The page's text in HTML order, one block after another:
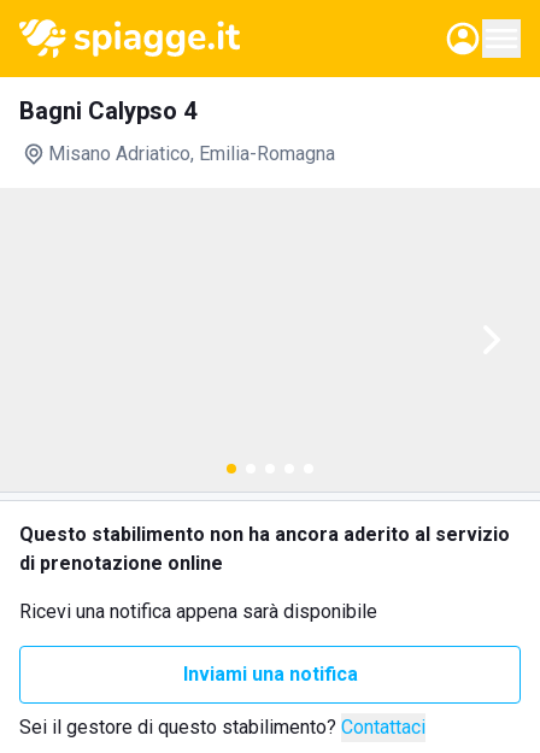
Bagni Calypso 4
Misano Adriatico, Emilia-Romagna
Questo stabilimento non ha ancora aderito al servizio
di prenotazione online
Ricevi una notifica appena sarà disponibile
Inviami una notifica
Sei il gestore di questo stabilimento? Contattaci